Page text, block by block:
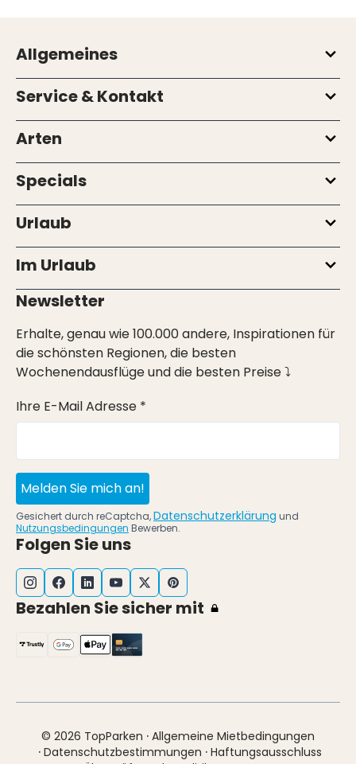
Allgemeines
Service & Kontakt
Arten
Specials
Urlaub
Im Urlaub
Newsletter
Erhalte, genau wie 100.000 andere, Inspirationen für
die schönsten Regionen, die besten
Wochenendausflüge und die besten Preise ⤵
Ihre E-Mail Adresse *
Melden Sie mich an!
Gesichert durch reCaptcha,Datenschutzerklärung und
Nutzungsbedingungen Bewerben.
Folgen Sie uns
Bezahlen Sie sicher mit
© 2026 TopParken · Allgemeine Mietbedingungen
· Datenschutzbestimmungen · Haftungsausschluss